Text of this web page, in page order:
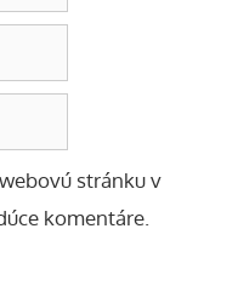
stránku v
komentáre.